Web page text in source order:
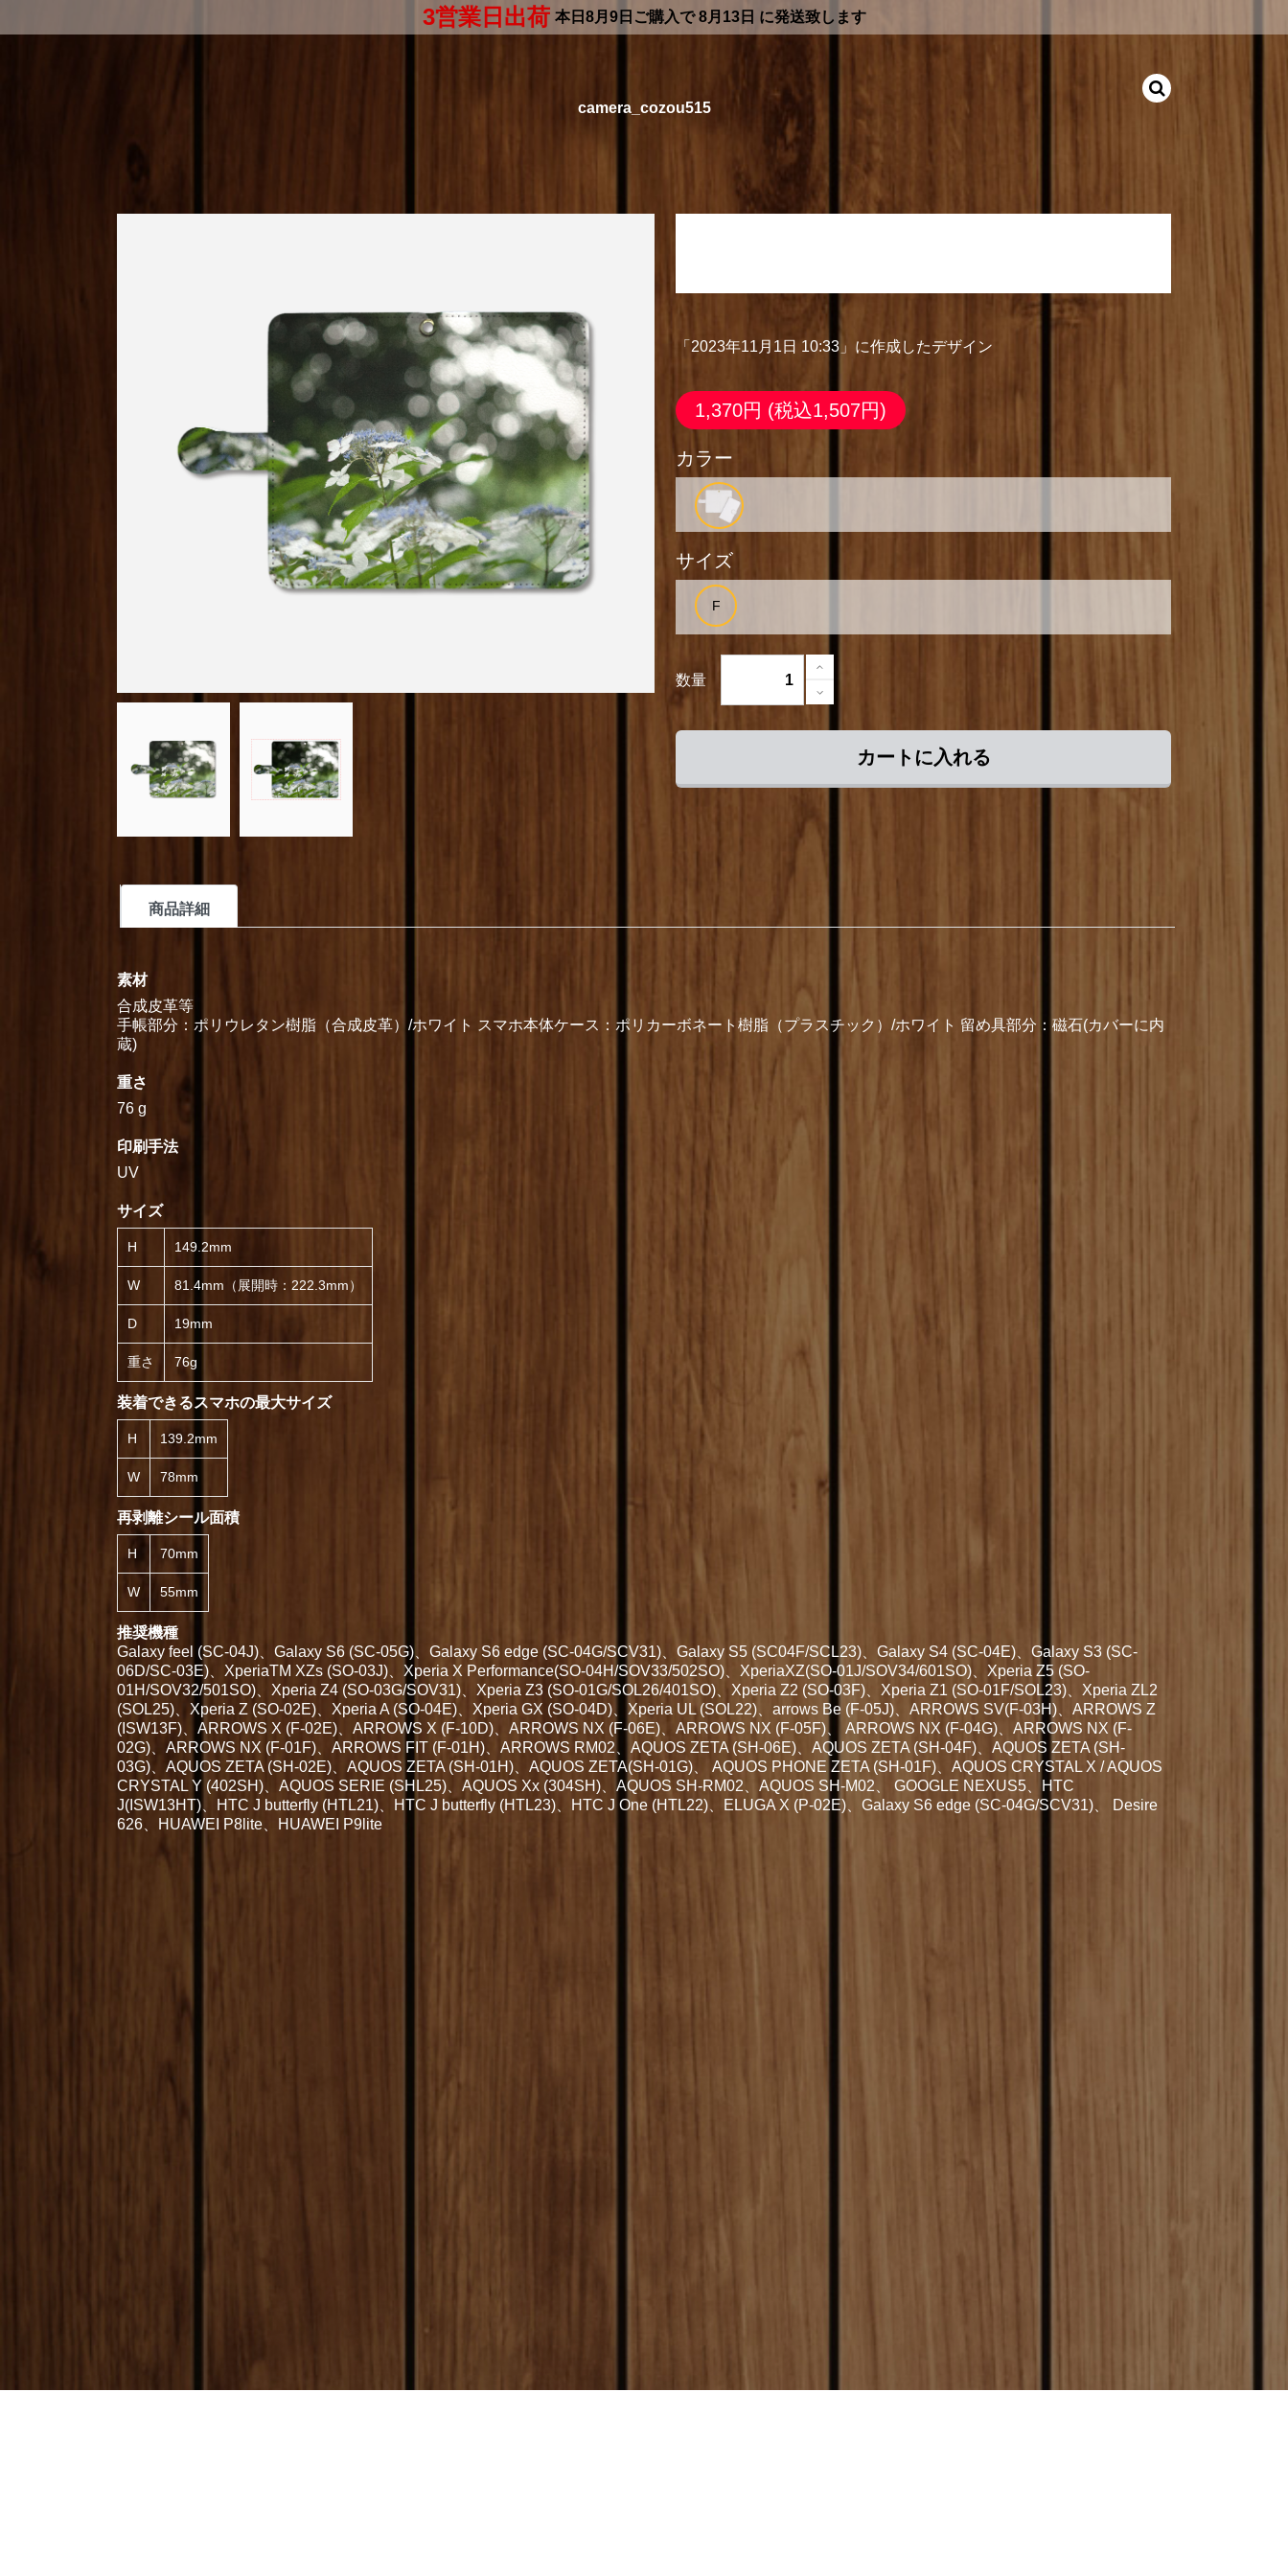
3営業日出荷 本日 8月9日 ご購入で8月13日 に発送致します
camera_cozou515
「2023年11月1日 10:33」に作成したデザイン
1,370円 (税込1,507円)
カラー
サイズ
数量
カートに入れる
商品詳細
素材
合成皮革等
手帳部分：ポリウレタン樹脂（合成皮革）/ホワイト スマホ本体ケース：ポリカーボネート樹脂（プラスチック）/ホワイト 留め具部分：磁石(カバーに内
蔵)
重さ
76 g
印刷手法
UV
サイズ
H 149.2mm
W 81.4mm（展開時：222.3mm）
D 19mm
重さ 76g
装着できるスマホの最大サイズ
H 139.2mm
W 78mm
再剥離シール面積
H 70mm
W 55mm
推奨機種
Galaxy feel (SC-04J)、Galaxy S6 (SC-05G)、Galaxy S6 edge (SC-04G/SCV31)、Galaxy S5 (SC04F/SCL23)、Galaxy S4 (SC-04E)、Galaxy S3 (SC-
06D/SC-03E)、XperiaTM XZs (SO-03J)、Xperia X Performance(SO-04H/SOV33/502SO)、XperiaXZ(SO-01J/SOV34/601SO)、Xperia Z5 (SO-
01H/SOV32/501SO)、Xperia Z4 (SO-03G/SOV31)、Xperia Z3 (SO-01G/SOL26/401SO)、Xperia Z2 (SO-03F)、Xperia Z1 (SO-01F/SOL23)、Xperia ZL2
(SOL25)、Xperia Z (SO-02E)、Xperia A (SO-04E)、Xperia GX (SO-04D)、Xperia UL (SOL22)、arrows Be (F-05J)、ARROWS SV(F-03H)、ARROWS Z
(ISW13F)、ARROWS X (F-02E)、ARROWS X (F-10D)、ARROWS NX (F-06E)、ARROWS NX (F-05F)、 ARROWS NX (F-04G)、ARROWS NX (F-
02G)、ARROWS NX (F-01F)、ARROWS FIT (F-01H)、ARROWS RM02、AQUOS ZETA (SH-06E)、AQUOS ZETA (SH-04F)、AQUOS ZETA (SH-
03G)、AQUOS ZETA (SH-02E)、AQUOS ZETA (SH-01H)、AQUOS ZETA(SH-01G)、 AQUOS PHONE ZETA (SH-01F)、AQUOS CRYSTAL X / AQUOS
CRYSTAL Y (402SH)、AQUOS SERIE (SHL25)、AQUOS Xx (304SH)、AQUOS SH-RM02、AQUOS SH-M02、 GOOGLE NEXUS5、HTC
J(ISW13HT)、HTC J butterfly (HTL21)、HTC J butterfly (HTL23)、HTC J One (HTL22)、ELUGA X (P-02E)、Galaxy S6 edge (SC-04G/SCV31)、 Desire
626、HUAWEI P8lite、HUAWEI P9lite